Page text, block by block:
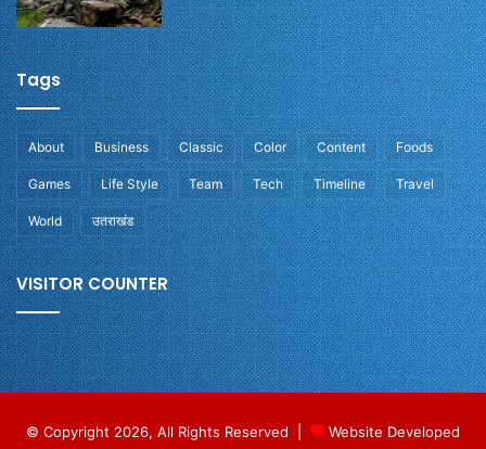
Tags
About Business Classic Color Content Foods
Games Life Style Team Tech Timeline Travel
World उतराखंड
VISITOR COUNTER
© Copyright 2026, All Rights Reserved | Website Developed